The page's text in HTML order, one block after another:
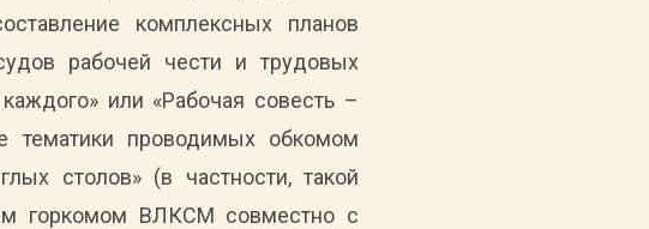
комплексных планов
рабочей чести и трудовых
или «Рабочая совесть –
тематики проводимых обкомом
столов» (в частности, такой
горкомом ВЛКСМ совместно с